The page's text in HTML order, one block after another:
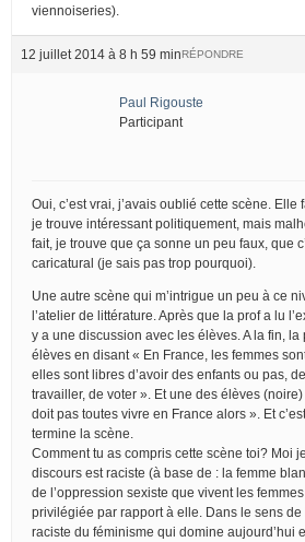
viennoiseries).
12 juillet 2014 à 8 h 59 minRÉPONDRE
Paul Rigouste
Participant
Oui, c’est vrai, j’avais oublié cette scène.
je trouve intéressant politiquement, mais
fait, je trouve que ça sonne un peu faux, que
caricatural (je sais pas trop pourquoi).
Une autre scène qui m’intrigue un peu à ce
l’atelier de littérature. Après que la prof a lu
y a une discussion avec les élèves. A la fin, la
élèves en disant « En France, les femmes
elles sont libres d’avoir des enfants ou pas,
travailler, de voter ». Et une des élèves
doit pas toutes vivre en France alors ». Et
termine la scène.
Comment tu as compris cette scène toi? Moi
discours est raciste (à base de : la femme
de l’oppression sexiste que vivent les
privilégiée par rapport à elle. Dans le sens de
raciste du féminisme qui domine aujourd’hui